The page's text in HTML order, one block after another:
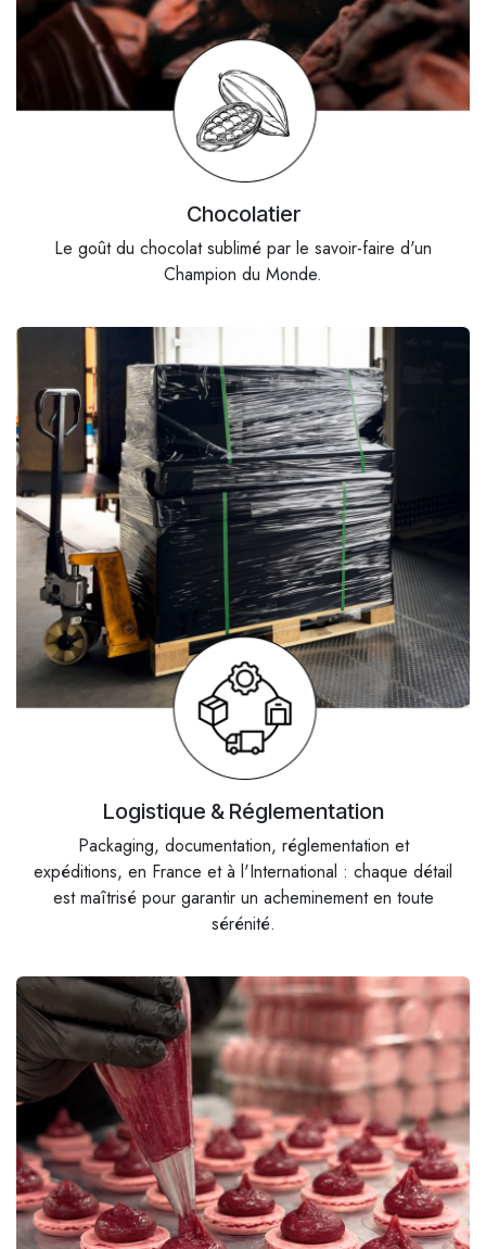
Chocolatier
Le goût du chocolat sublimé par le savoir-faire d'un
Champion du Monde.
Logistique & Réglementation
Packaging, documentation, réglementation et
expéditions, en France et à l'International : chaque détail
est maîtrisé pour garantir un acheminement en toute
sérénité.